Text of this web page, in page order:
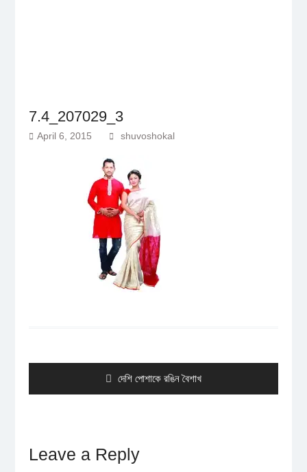
7.4_207029_3
April 6, 2015 shuvoshokal
Previous
post:
দেশি পোশাকে রঙিন বৈশাখ
Leave a Reply